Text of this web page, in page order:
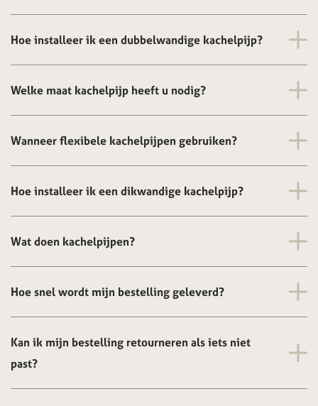
Hoe installeer ik een dubbelwandige kachelpijp?
Welke maat kachelpijp heeft u nodig?
Wanneer flexibele kachelpijpen gebruiken?
Hoe installeer ik een dikwandige kachelpijp?
Wat doen kachelpijpen?
Hoe snel wordt mijn bestelling geleverd?
Kan ik mijn bestelling retourneren als iets niet
past?